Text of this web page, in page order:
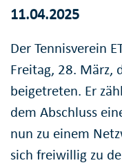
11.04.2025
Der Tennisverein
Freitag, 28. März,
beigetreten. Er
dem Abschluss
nun zu einem
sich freiwillig zu